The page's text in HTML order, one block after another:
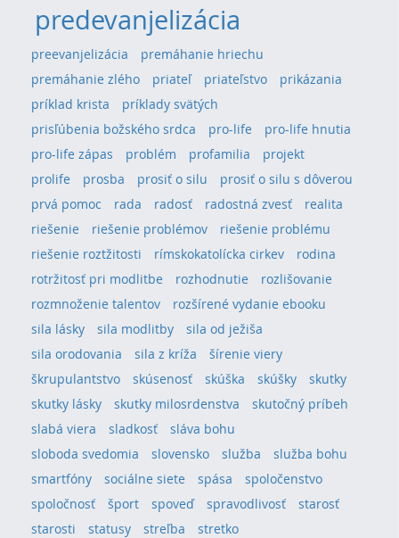
predevanjelizácia
preevanjelizácia
premáhanie hriechu
premáhanie zlého
priateľ priateľstvo
prikázania
príklad krista
príklady svätých
prisľúbenia božského srdca
pro-life
pro-life hnutia
pro-life zápas
problém profamilia
projekt
prolife
prosba prosiť o silu
prosiť o silu s dôverou
prvá pomoc
rada radosť radostná zvesť
realita
riešenie
riešenie problémov
riešenie problému
riešenie roztžitosti
rímskokatolícka cirkev
rodina
rotržitosť pri modlitbe
rozhodnutie
rozlišovanie
rozmnoženie talentov
rozšírené vydanie ebooku
sila lásky
sila modlitby
sila od ježiša
sila orodovania
sila z kríža
šírenie viery
škrupulantstvo
skúsenosť skúška skúšky
skutky
skutky lásky
skutky milosrdenstva
skutočný príbeh
slabá viera
sladkosť
sláva bohu
sloboda svedomia
slovensko služba
služba bohu
smartfóny
sociálne siete spása
spoločenstvo
spoločnosť
šport spoveď spravodlivosť
starosť
starosti
statusy streľba
stretko